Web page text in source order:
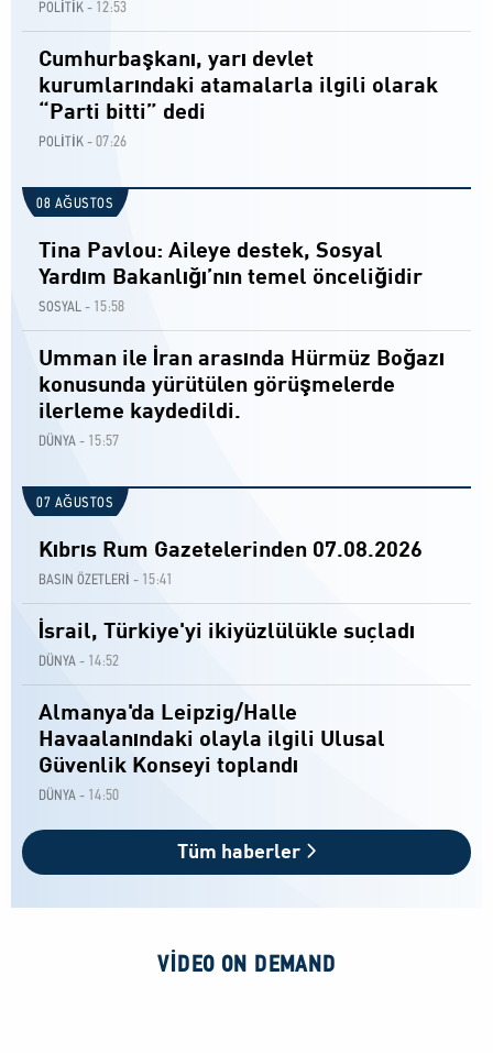
POLİTİK - 12:53
Cumhurbaşkanı, yarı devlet
kurumlarındaki atamalarla ilgili olarak
“Parti bitti” dedi
POLİTİK - 07:26
08 AĞUSTOS
Tina Pavlou: Aileye destek, Sosyal
Yardım Bakanlığı’nın temel önceliğidir
SOSYAL - 15:58
Umman ile İran arasında Hürmüz Boğazı
konusunda yürütülen görüşmelerde
ilerleme kaydedildi.
DÜNYA - 15:57
07 AĞUSTOS
Kıbrıs Rum Gazetelerinden 07.08.2026
BASIN ÖZETLERİ - 15:41
İsrail, Türkiye'yi ikiyüzlülükle suçladı
DÜNYA - 14:52
Almanya'da Leipzig/Halle
Havaalanındaki olayla ilgili Ulusal
Güvenlik Konseyi toplandı
DÜNYA - 14:50
Tüm haberler
VIDEO ON DEMAND